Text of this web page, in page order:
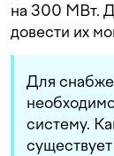
на 300 МВт.
довести их
Для
систему.